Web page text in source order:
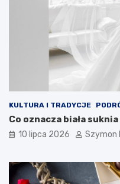
KULTURA I TRADYCJE
Co oznacza biała
10 lipca 2026 Szymon